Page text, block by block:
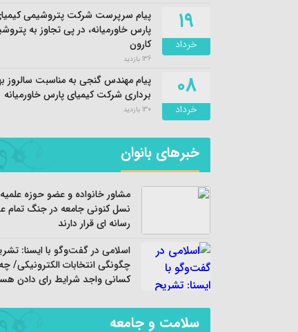
۱۹
خرداد
پیام سرپرست شرکت پتروشیمی
پارس خاورمیانه، در پی تجاوز به
کارون
136 بازدید
۰۸
خرداد
پیام مهندس گنجی به مناسبت سالروز
برداری شرکت کیمیای پارس خاورمیانه
130 بازدید
خبرهای بانوان
مشاور خانواده و عضو حوزه
نسل کنونی جامعه در جنگ تمام
رسانه ای قرار دارند
اسلامی در گفت‌وگو با ایسنا:
چگونگی انتخابات الکترونیکی/ چه
کسانی واجد شرایط رای دادن
سلامت و جامعه